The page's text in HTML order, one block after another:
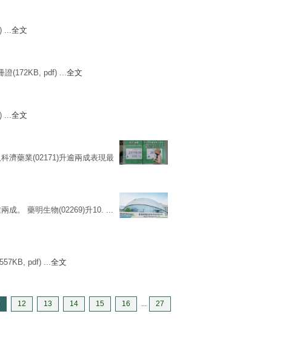
...全文
證(172KB, pdf) ...全文
...全文
濟藥業(02171)升逾兩成表現最
成。 藥明生物(02269)升10. ...
pdf) ...全文
12 13 14 15 16 ... 27